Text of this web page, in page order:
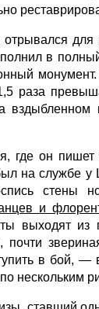
отрывался
в
раза
где он пишет
на службе
стены
и
выходят из
в бой, —
нескольким